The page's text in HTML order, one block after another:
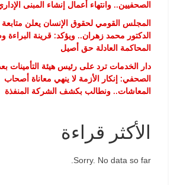
الصحفيين.. وانتهاء أعمال إنشاء المبنى
المجلس القومي لحقوق الإنسان يعلن
الدكتور محمد زهران.. ويؤكد: قرينة البراءة
المحاكمة العادلة حق أصيل
دار الخدمات ترد على رئيس هيئة التأمينات
الصحفي: إنكار الأزمة لا ينهي معاناة أصحاب
المعاشات.. ونطالب بكشف الشركة المنفذة
الأكثر قراءة
Sorry. No data so far.